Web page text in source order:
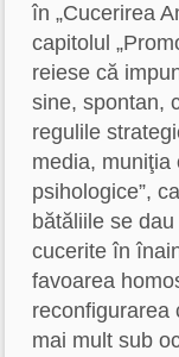
în „Cucerirea
capitolul
reiese că
sine, spontan,
regulile
media, muniţia
psihologice”,
bătăliile se
cucerite în
favoarea
reconfigurarea
mai mult sub